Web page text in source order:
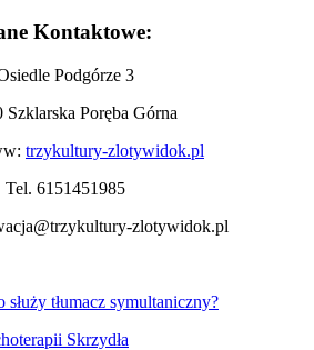
Kontaktowe:
Podgórze 3
Szklarska Poręba Górna
trzykultury-zlotywidok.pl
Tel. 6151451985
zlotywidok.pl
służy tłumacz symultaniczny?
Skrzydła